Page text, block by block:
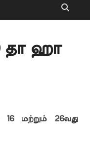
தா ஹா
மற்றும் 26வது